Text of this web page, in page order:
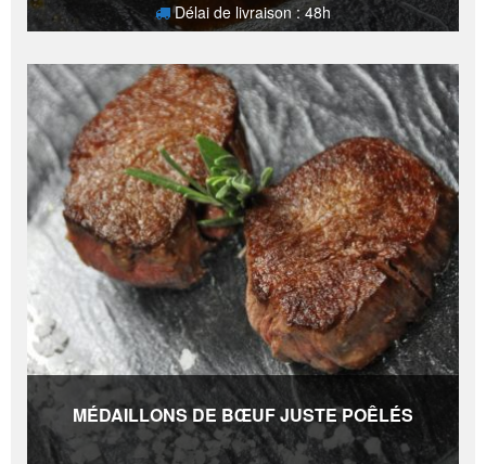
Délai de livraison : 48h
MÉDAILLONS DE BŒUF JUSTE POÊLÉS